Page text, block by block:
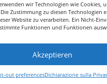
wir Technologien wie Cookies,
Zustimmung zu diesen Technologien
Website zu verarbeiten. Ein Nicht-
Funktionen und Funktionen
Akzeptieren
out preferencesDichiarazione sulla